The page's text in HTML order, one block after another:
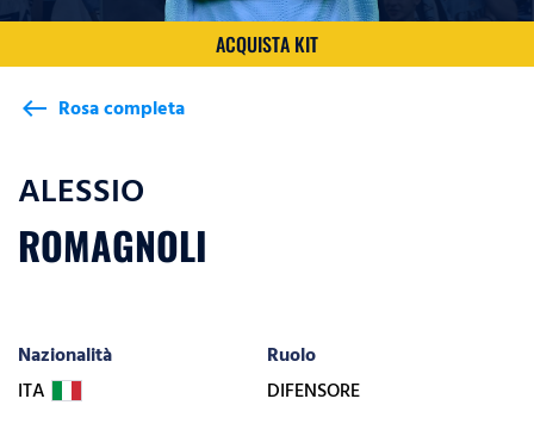
ACQUISTA KIT
west Rosa completa
ALESSIO
ROMAGNOLI
Nazionalità
ITA
Ruolo
DIFENSORE